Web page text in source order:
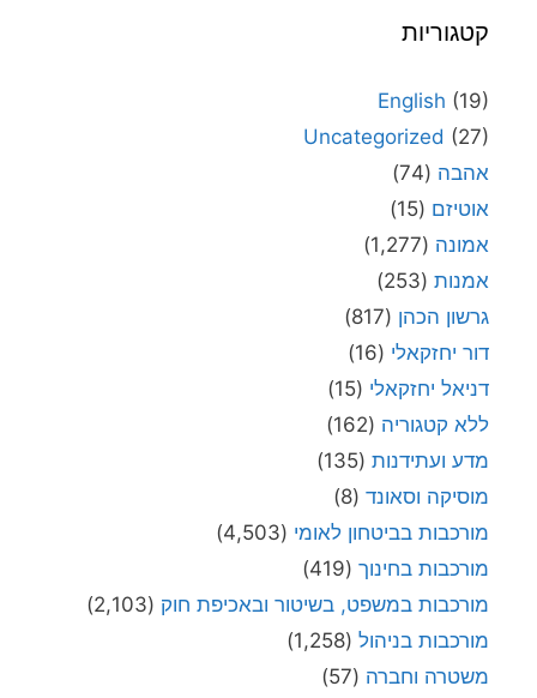
קטגוריות
English (19)
Uncategorized (27)
אהבה (74)
אוטיזם (15)
אמונה (1,277)
אמנות (253)
גרשון הכהן (817)
דור יחזקאלי (16)
דניאל יחזקאלי (15)
ללא קטגוריה (162)
מדע ועתידנות (135)
מוסיקה וסאונד (8)
מורכבות בביטחון לאומי (4,503)
מורכבות בחינוך (419)
מורכבות במשפט, בשיטור ובאכיפת חוק (2,103)
מורכבות בניהול (1,258)
משטרה וחברה (57)